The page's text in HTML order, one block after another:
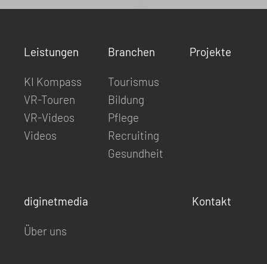
Leistungen
KI Kompass
VR-Touren
VR-Videos
Videos
Branchen
Tourismus
Bildung
Pflege
Recruiting
Gesundheit
Projekte
diginetmedia
Über uns
Kontakt